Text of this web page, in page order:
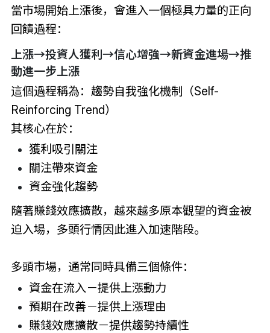
當市場開始上漲後，會進入一個極具力量的正向
回饋過程：
上漲→投資人獲利→信心增強→新資金進場→推
動進一步上漲
這個過程稱為：趨勢自我強化機制（Self-
Reinforcing Trend）
其核心在於：
獲利吸引關注
關注帶來資金
資金強化趨勢
隨著賺錢效應擴散，越來越多原本觀望的資金被
迫入場，多頭行情因此進入加速階段。
多頭市場，通常同時具備三個條件：
資金在流入－提供上漲動力
預期在改善－提供上漲理由
賺錢效應擴散－提供趨勢持續性